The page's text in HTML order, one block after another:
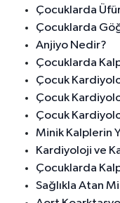
Çocuklarda
Çocuklarda
Anjiyo Nedir?
Çocuklarda Kalp
Çocuk
Çocuk
Çocuk
Minik Kalplerin
Kardiyoloji ve
Çocuklarda Kalp
Sağlıkla Atan